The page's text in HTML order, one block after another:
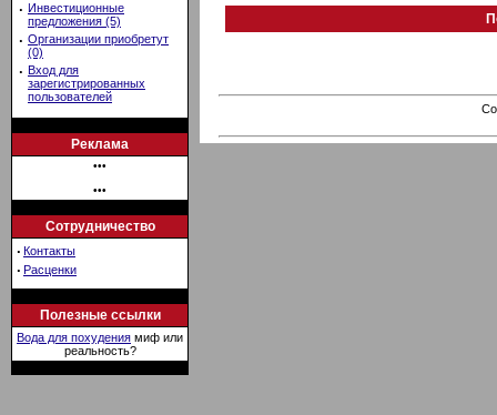
· Инвестиционные
предложения (5)
· Организации приобретут
(0)
· Вход для
зарегистрированных
пользователей
Реклама
•••
•••
Сотрудничество
· Контакты
· Расценки
Полезные ссылки
Вода для похудения миф или
реальность?